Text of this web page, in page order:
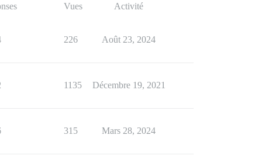
Vues Activité
226 Août 23, 2024
1135 Décembre 19, 2021
315 Mars 28, 2024